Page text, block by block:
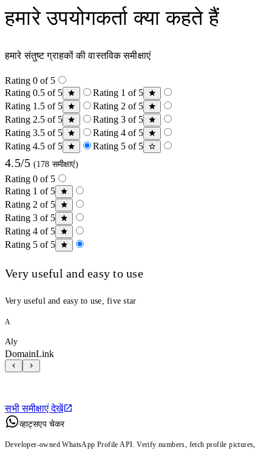
हमारे उपयोगकर्ता क्या कहते हैं
हमारे संतुष्ट ग्राहकों की वास्तविक समीक्षाएं
Rating 0 of 5
Rating 0.5 of 5
Rating 1 of 5
Rating 1.5 of 5
Rating 2 of 5
Rating 2.5 of 5
Rating 3 of 5
Rating 3.5 of 5
Rating 4 of 5
Rating 4.5 of 5
Rating 5 of 5
4.5/5 (178 समीक्षाएं)
Rating 0 of 5
Rating 1 of 5
Rating 2 of 5
Rating 3 of 5
Rating 4 of 5
Rating 5 of 5
Very useful and easy to use
Very useful and easy to use, five star
A
Aly
DomainLink
सभी समीक्षाएं देखें
व्हाट्सएप चेकर
Developer-owned WhatsApp Profile API. Verify numbers, fetch profile pictures,